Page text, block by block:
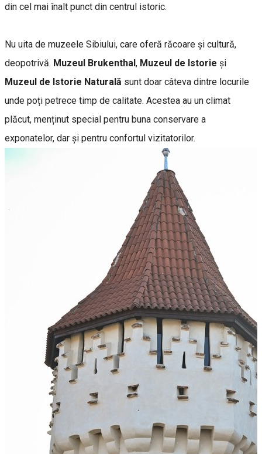
din cel mai înalt punct din centrul istoric.
Nu uita de muzeele Sibiului, care oferă răcoare și cultură,
deopotrivă. Muzeul Brukenthal, Muzeul de Istorie și
Muzeul de Istorie Naturală sunt doar câteva dintre locurile
unde poți petrece timp de calitate. Acestea au un climat
plăcut, menținut special pentru buna conservare a
exponatelor, dar și pentru confortul vizitatorilor.